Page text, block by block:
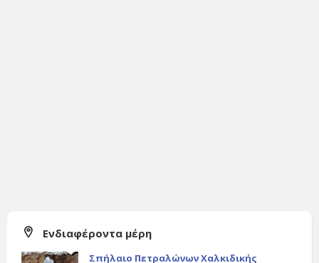
Ενδιαφέροντα μέρη
Σπήλαιο Πετραλώνων Χαλκιδικής